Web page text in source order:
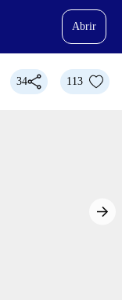
Abrir
34 113